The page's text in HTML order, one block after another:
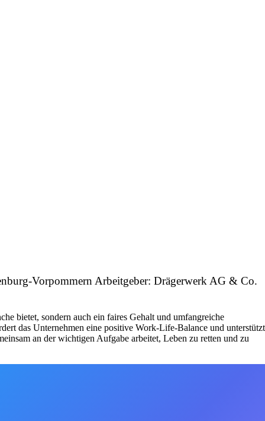
Vorpommern Arbeitgeber: Drägerwerk AG & Co.
bietet, sondern auch ein faires Gehalt und umfangreiche
das Unternehmen eine positive Work-Life-Balance und unterstützt
an der wichtigen Aufgabe arbeitet, Leben zu retten und zu